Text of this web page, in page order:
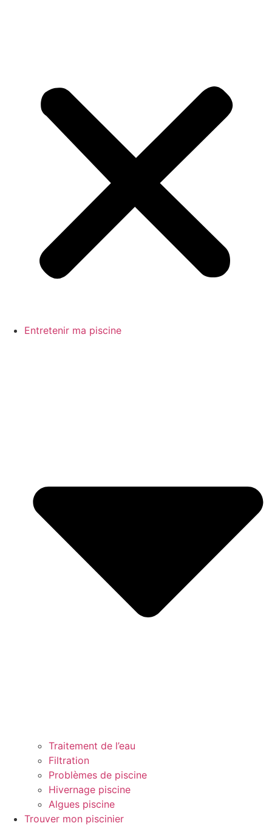
Entretenir ma piscine
Traitement de l’eau
Filtration
Problèmes de piscine
Hivernage piscine
Algues piscine
Trouver mon piscinier